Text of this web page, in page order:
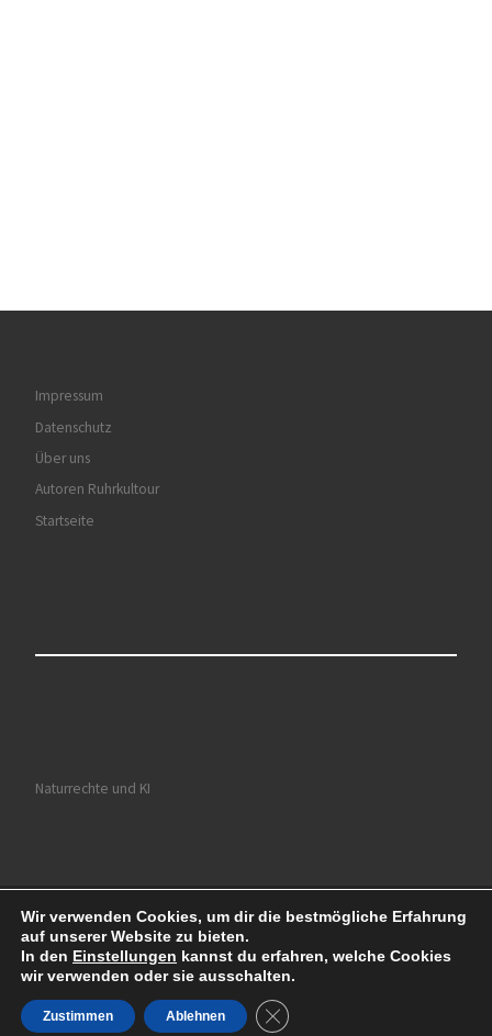
Impressum
Datenschutz
Über uns
Autoren Ruhrkultour
Startseite
Naturrechte und KI
© 2026Ruhrkultour– Alle Rechte vorbehalten
Präsentiert vonWP– Entworfen mit demCustomizr-Theme
Wir verwenden Cookies, um dir die bestmögliche Erfahrung
auf unserer Website zu bieten.
In den Einstellungen kannst du erfahren, welche Cookies
wir verwenden oder sie ausschalten.
Zustimmen Ablehnen GDPR Cookie-Banner